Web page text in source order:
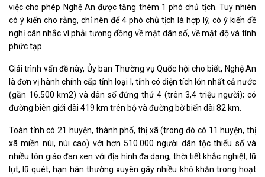
việc cho phép Nghệ An được tăng thêm 1 phó chủ tịch. Tuy nhiên
có ý kiến cho rằng, chỉ nên để 4 phó chủ tịch là hợp lý, có ý kiến đề
nghị cân nhắc vì phải tương đồng về mặt dân số, về mật độ và tính
phức tạp.
Giải trình vấn đề này, Ủy ban Thường vụ Quốc hội cho biết, Nghệ An
là đơn vị hành chính cấp tỉnh loại I, tỉnh có diện tích lớn nhất cả nước
(gần 16.500 km2) và dân số đứng thứ 4 (trên 3,4 triệu người); có
đường biên giới dài 419 km trên bộ và đường bờ biển dài 82 km.
Toàn tỉnh có 21 huyện, thành phố, thị xã (trong đó có 11 huyện, thị
xã miền núi, núi cao) với hơn 510.000 người dân tộc thiểu số và
nhiều tôn giáo đan xen với địa hình đa dạng, thời tiết khắc nghiệt, lũ
lụt, lũ quét, hạn hán thường xuyên gây nhiều khó khăn trong hoạt